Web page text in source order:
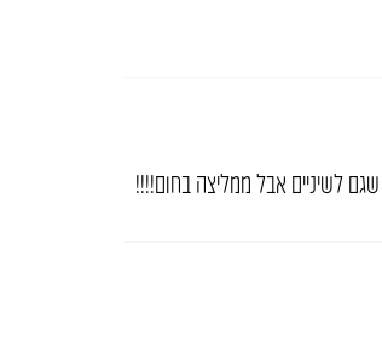
שגם לשיניים אבל ממליצה בחום!!!!